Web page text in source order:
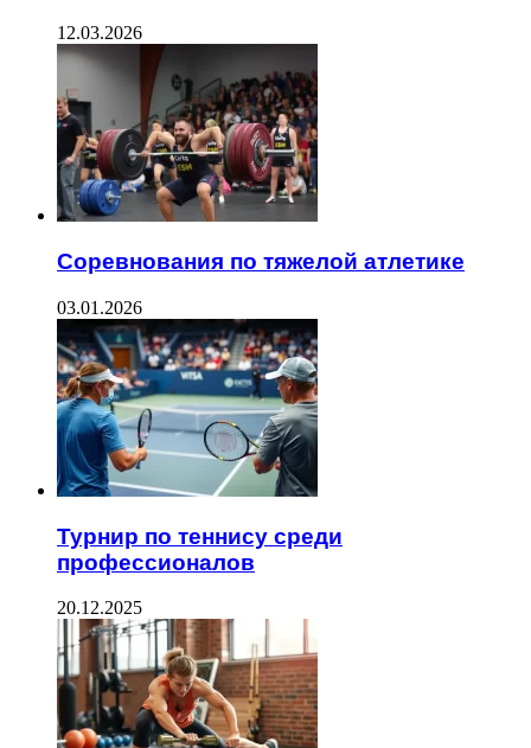
12.03.2026
Соревнования по тяжелой атлетике
03.01.2026
Турнир по теннису среди
профессионалов
20.12.2025